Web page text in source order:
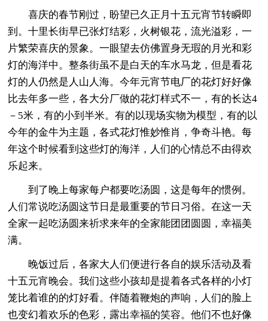
喜庆的春节刚过，盼望已久正月十五元宵节转瞬即
到。十里长街早已张灯结彩，火树银花，流光溢彩，一
片繁荣喜庆的景象。一眼望去仿佛置身无瑕的月光和彩
灯的海洋中。整条街虽不是白天的车水马龙，但是看花
灯的人仍然是人山人海。今年元宵节电厂的花灯好好像
比去年多一些，各大分厂做的花灯样式不一，有的长达4
－5米，有的小到半米。有的以现场实物为模型，有的以
今年的金牛为主题，各式花灯惟妙惟肖，争奇斗艳。每
年这个时候看到这些灯的海洋，人们的心情总不由得欢
乐起来。
到了晚上每家每户都要吃汤圆，这是每年的惯例。
人们常说吃汤圆这节日是最重要的节日习俗。在这一天
全家一起吃汤圆来祈求来年的全家能团团圆圆，幸福美
满。
晚饭过后，各家大人们便进行各自的娱乐活动及看
十五元宵晚会。我们这些小孩却是提着各式各样的小灯
笼比着谁的的灯好看。伴随着鞭炮的声响，人们的脸上
也变幻着欢乐的色彩，露出幸福的笑容。他们不也好像